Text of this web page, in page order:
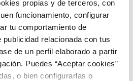
propias y de terceros, con
funcionamiento, configurar
tu comportamiento de
relacionada con tus
de un perfil elaborado a partir
Puedes “Aceptar cookies”
o bien configurarlas o
ml
Sin gluten
1,49 € Unidad 135 g
Añadir